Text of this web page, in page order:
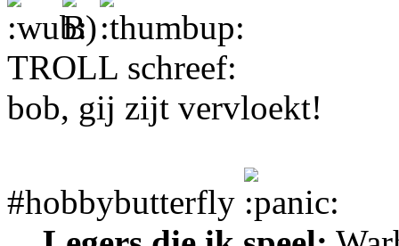
TROLL schreef:
bob, gij zijt vervloekt!
#hobbybutterfly